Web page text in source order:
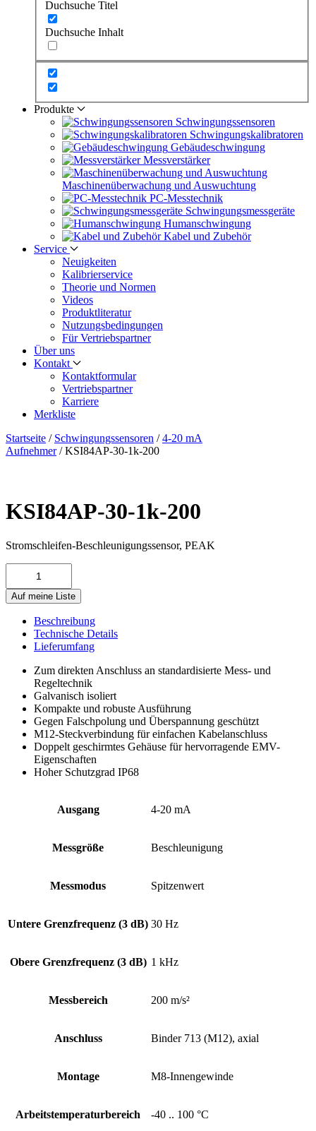
Duchsuche Titel
Duchsuche Inhalt
Produkte
Schwingungs­sensoren
Schwingungs­kalibratoren
Gebäude­schwingung
Messverstärker
Maschinen­überwachung und Auswuchtung
PC-Messtechnik
Schwingungs­messgeräte
Human­schwingung
Kabel und Zubehör
Service
Neuigkeiten
Kalibrier­service
Theorie und Normen
Videos
Produkt­literatur
Nutzungs­bedingungen
Für Vertriebs­partner
Über uns
Kontakt
Kontaktformular
Vertriebs­partner
Karriere
Merkliste
Startseite / Schwingungs­sensoren /4-20 mA
Aufnehmer/KSI84AP-30-1k-200
KSI84AP-30-1k-200
Stromschleifen-Beschleunigungs­sensor, PEAK
1k-
200
Menge
Auf meine Liste
Beschreibung
Technische Details
Lieferumfang
Zum direkten Anschluss an standardisierte Mess- und
Regeltechnik
Galvanisch isoliert
Kompakte und robuste Ausführung
Gegen Falschpolung und Überspannung geschützt
M12-Steckverbindung für einfachen Kabelanschluss
Doppelt geschirmtes Gehäuse für hervorragende EMV-
Eigenschaften
Hoher Schutzgrad IP68
Ausgang 4-20 mA
Messgröße Beschleunigung
Messmodus Spitzenwert
Untere Grenz­frequenz (3 dB) 30 Hz
Obere Grenz­frequenz (3 dB) 1 kHz
Messbereich 200 m/s²
Anschluss Binder 713 (M12), axial
Montage M8-Innengewinde
Arbeits­temperatur­bereich -40 .. 100 °C